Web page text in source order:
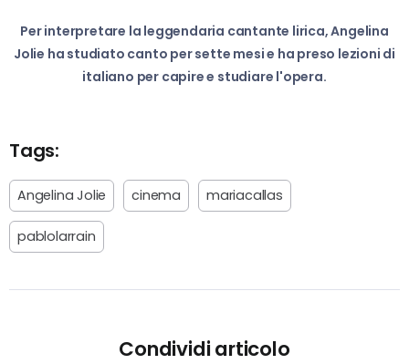
Per interpretare la leggendaria cantante lirica, Angelina
Jolie ha studiato canto per sette mesi e ha preso lezioni di
italiano per capire e studiare l'opera.
Tags:
Angelina Jolie cinema mariacallas
pablolarrain
Condividi articolo